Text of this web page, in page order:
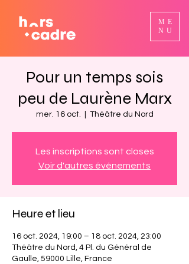
ME
NU
Pour un temps sois
peu de Laurène Marx
mer. 16 oct. Théâtre du Nord
Les inscriptions sont closes
Voir d'autres événements
Heure et lieu
16 oct. 2024, 19:00 – 18 oct. 2024, 23:00
Théâtre du Nord, 4 Pl. du Général de
Gaulle, 59000 Lille, France